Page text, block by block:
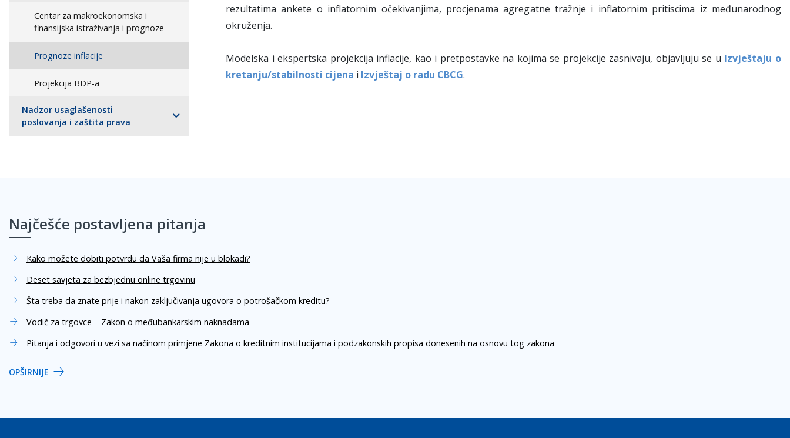
Centar za makroekonomska i
finansijska istraživanja i prognoze
Prognoze inflacije
Projekcija BDP-a
Nadzor usaglašenosti
poslovanja i zaštita prava
rezultatima ankete o inflatornim očekivanjima, procjenama agregatne tražnje i inflatornim pritiscima iz međunarodnog
okruženja.
Modelska i ekspertska projekcija inflacije, kao i pretpostavke na kojima se projekcije zasnivaju, objavljuju se u Izvještaju o
kretanju/stabilnosti cijena i Izvještaj o radu CBCG.
Najčešće postavljena pitanja
Kako možete dobiti potvrdu da Vaša firma nije u blokadi?
Deset savjeta za bezbjednu online trgovinu
Šta treba da znate prije i nakon zaključivanja ugovora o potrošačkom kreditu?
Vodič za trgovce – Zakon o međubankarskim naknadama
Pitanja i odgovori u vezi sa načinom primjene Zakona o kreditnim institucijama i podzakonskih propisa donesenih na osnovu tog zakona
OPŠIRNIJE